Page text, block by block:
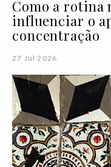
Como a rotina
influenciar o
concentração
27 Jul 2026